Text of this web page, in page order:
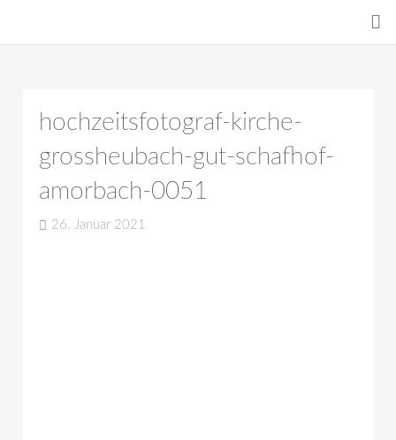
hochzeitsfotograf-kirche-
grossheubach-gut-schafhof-
amorbach-0051
26. Januar 2021